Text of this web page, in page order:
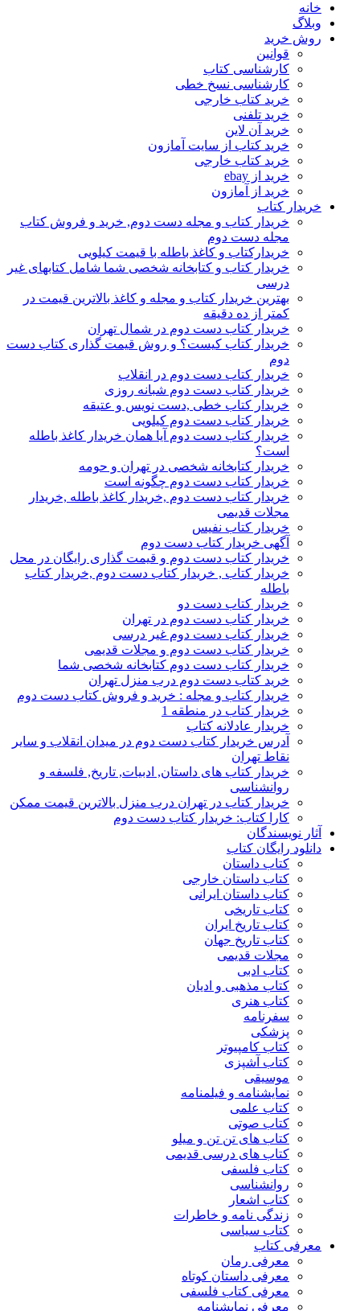
خانه
وبلاگ
روش خرید
قوانین
کارشناسی کتاب
کارشناسی نسخ خطی
خرید کتاب خارجی
خرید تلفنی
خرید آن لاین
خرید کتاب از سایت آمازون
خرید کتاب خارجی
خرید از ebay
خرید از آمازون
خریدار کتاب
خریدار کتاب و مجله دست دوم, خرید و فروش کتاب
مجله دست دوم
خریدارکتاب و کاغذ باطله با قیمت کیلویی
خریدار کتاب و کتابخانه شخصی شما شامل کتابهای غیر
درسی
بهترین خریدار کتاب و مجله و کاغذ بالاترین قیمت در
کمتر از ده دقیقه
خریدار کتاب دست دوم در شمال تهران
خریدار کتاب کیست؟ و روش قیمت گذاری کتاب دست
دوم
خریدار کتاب دست دوم در انقلاب
خریدار کتاب دست دوم شبانه روزی
خریدار کتاب خطی ,دست نویس و عتیقه
خریدار کتاب دست دوم کیلویی
خریدار کتاب دست دوم آیا همان خریدار کاغذ باطله
است؟
خریدار کتابخانه شخصی در تهران و حومه
خریدار کتاب دست دوم چگونه است
خریدار کتاب دست دوم ,خریدار کاغذ باطله ,خریدار
مجلات قدیمی
خریدار کتاب نفیس
آگهی خریدار کتاب دست دوم
خریدار کتاب دست دوم و قیمت گذاری رایگان در محل
خریدار کتاب , خریدار کتاب دست دوم ,خریدار کتاب
باطله
خریدار کتاب دست دو
خریدار کتاب دست دوم در تهران
خریدار کتاب دست دوم غیر درسی
خریدار کتاب دست دوم و مجلات قدیمی
خریدار کتاب دست دوم کتابخانه شخصی شما
خرید کتاب دست دوم درب منزل تهران
خریدار کتاب و مجله : خرید و فروش کتاب دست دوم
خریدار کتاب در منطقه 1
خریدار عادلانه کتاب
آدرس خریدار کتاب دست دوم در میدان انقلاب و سایر
نقاط تهران
خریدار کتاب های داستان, ادبیات, تاریخ, فلسفه و
روانشناسی
خریدار کتاب در تهران درب منزل بالاترین قیمت ممکن
کارا کتاب: خریدار کتاب دست دوم
آثار نویسندگان
دانلود رایگان کتاب
کتاب داستان
کتاب داستان خارجی
کتاب داستان ایرانی
کتاب تاریخی
کتاب تاریخ ایران
کتاب تاریخ جهان
مجلات قدیمی
کتاب ادبی
کتاب مذهبی و ادیان
کتاب هنری
سفرنامه
پزشکی
کتاب کامپیوتر
کتاب آشپزی
موسیقی
نمایشنامه و فیلمنامه
کتاب علمی
کتاب صوتی
کتاب های تن تن و میلو
کتاب های درسی قدیمی
کتاب فلسفی
روانشناسی
کتاب اشعار
زندگی نامه و خاطرات
کتاب سیاسی
معرفی کتاب
معرفی رمان
معرفی داستان کوتاه
معرفی کتاب فلسفی
معرفی نمایشنامه